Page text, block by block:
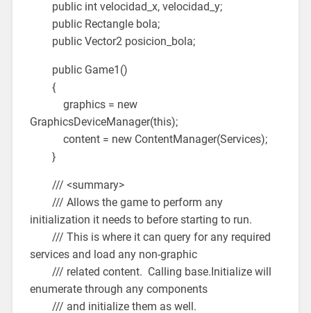
public int velocidad_x, velocidad_y;
public Rectangle bola;
public Vector2 posicion_bola;
public Game1()
{
graphics = new
GraphicsDeviceManager(this);
content = new ContentManager(Services);
}
/// <summary>
/// Allows the game to perform any
initialization it needs to before starting to run.
/// This is where it can query for any required
services and load any non-graphic
/// related content. Calling base.Initialize will
enumerate through any components
/// and initialize them as well.